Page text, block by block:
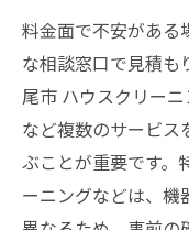
料金面で不安がある
な相談窓口で見積も
尾市 ハウスクリー
など複数のサービス
ぶことが重要です。
ーニングなどは、機